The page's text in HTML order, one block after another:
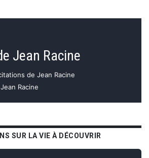
Jean Racine
de Jean Racine
Racine
SUR LA VIE À DÉCOUVRIR